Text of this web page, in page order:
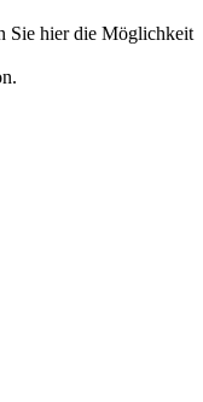
Sie hier die Möglichkeit